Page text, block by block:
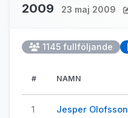
2009 23 maj 2009
1145 fullföljande
# NAMN
1 Jesper Olofsson